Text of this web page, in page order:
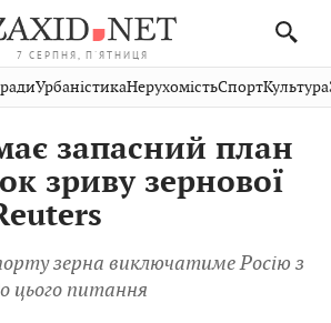
7 СЕРПНЯ, П'ЯТНИЦЯ
Публікації
Авто СловкоКультура
Кіно Дім СпортКраєзнавство
Фото ОсвітаНерухомість
Домашні
УрбаністикаНерухомістьСпортКультура
запасний план
зриву зернової
зерна виключатиме Росію з
цього питання